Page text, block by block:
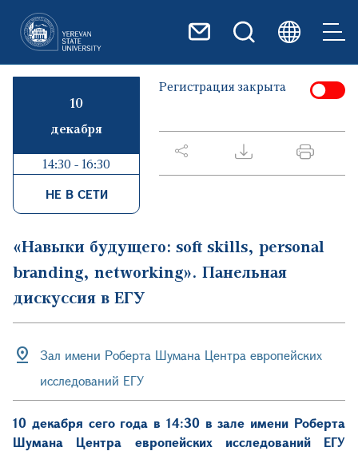
10
декабря
14:30 - 16:30
НЕ В СЕТИ
Регистрация закрыта
«Навыки будущего։ soft skills, personal
branding, networking». Панельная
дискуссия в ЕГУ
Зал имени Роберта Шумана Центра европейских
исследований ЕГУ
10 декабря сего года в 14:30 в зале имени Роберта
Шумана Центра европейских исследований ЕГУ